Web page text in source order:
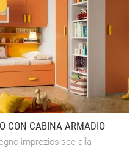
CON CABINA ARMADIO
impreziosisce alla